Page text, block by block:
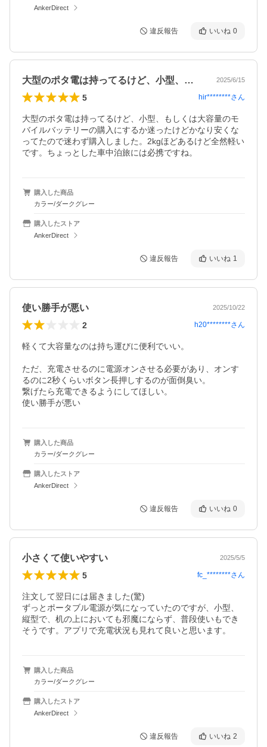
AnkerDirect
違反報告 いいね 0
大型のポタ電は持ってるけど、小型、もし… 2025/6/15
5 hir********さん
大型のポタ電は持ってるけど、小型、もしくは大容量のモ
バイルバッテリーの購入にするか迷ったけどかなり安くな
ってたので迷わず購入しました。2kgほどあるけど全然軽い
です。ちょっとした車中泊旅には必携ですね。
購入した商品
カラー/ダークグレー
購入したストア
AnkerDirect
違反報告 いいね 1
使い勝手が悪い 2025/10/22
2 h20********さん
軽くて大容量なのは持ち運びに便利でいい。
ただ、充電させるのに電源オンさせる必要があり、オンす
るのに2秒くらいボタン長押しするのが面倒臭い。
繋げたら充電できるようにしてほしい。
使い勝手が悪い
購入した商品
カラー/ダークグレー
購入したストア
AnkerDirect
違反報告 いいね 0
小さくて使いやすい 2025/5/5
5 fc_********さん
注文して翌日には届きました(驚)
ずっとポータブル電源が気になっていたのですが、小型、
縦型で、机の上においても邪魔にならず、普段使いもでき
そうです。アプリで充電状況も見れて良いと思います。
購入した商品
カラー/ダークグレー
購入したストア
AnkerDirect
違反報告 いいね 2